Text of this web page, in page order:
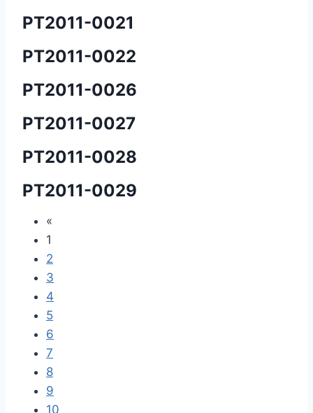
PT2011-0021
PT2011-0022
PT2011-0026
PT2011-0027
PT2011-0028
PT2011-0029
«
1
2
3
4
5
6
7
8
9
10